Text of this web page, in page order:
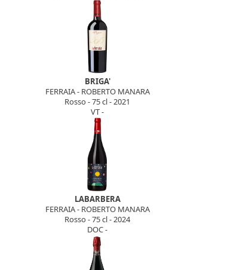
BRIGA'
FERRAIA - ROBERTO MANARA
Rosso - 75 cl - 2021
VT -
LABARBERA
FERRAIA - ROBERTO MANARA
Rosso - 75 cl - 2024
DOC -